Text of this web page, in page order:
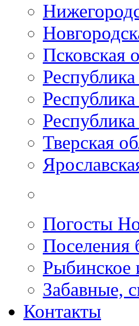
Псковская
Тверская
Погосты
Поселения
Рыбинское
Забавные,
Контакты